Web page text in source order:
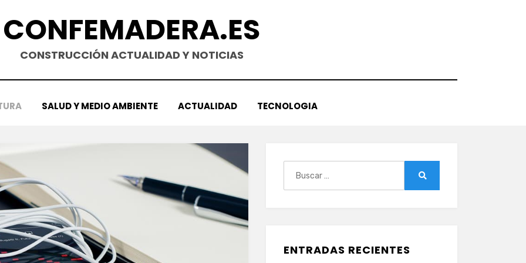
CONFEMADERA.ES
CONSTRUCCIÓN ACTUALIDAD Y NOTICIAS
SALUD Y MEDIO AMBIENTE ACTUALIDAD TECNOLOGIA
ENTRADAS RECIENTES